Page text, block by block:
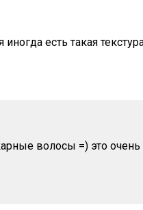
есть такая
волосы =) это очень